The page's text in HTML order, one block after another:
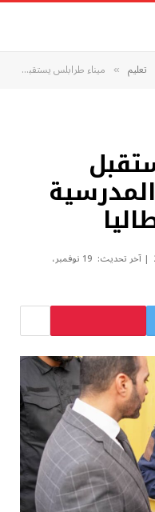
تعليم » ميناء طرابلس يستقبل شحنة من الكتب المدرسية المطبوعة في إيطاليا
آخر تحديث:
19 نوفمبر،